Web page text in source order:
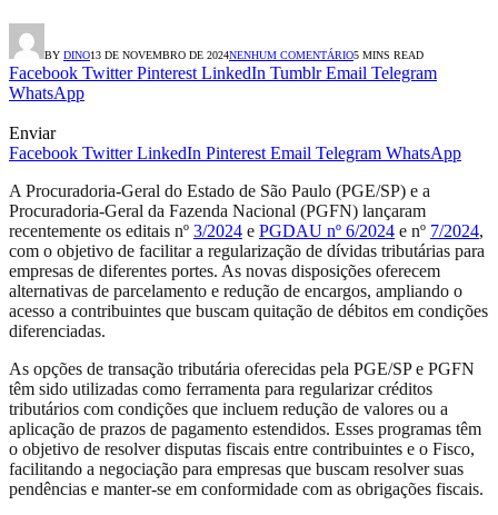
BY DINO13 DE NOVEMBRO DE 2024NENHUM COMENTÁRIO5 MINS READ
Facebook Twitter Pinterest LinkedIn Tumblr Email Telegram
WhatsApp
Enviar
Facebook Twitter LinkedIn Pinterest Email Telegram WhatsApp
A Procuradoria-Geral do Estado de São Paulo (PGE/SP) e a
Procuradoria-Geral da Fazenda Nacional (PGFN) lançaram
recentemente os editais nº 3/2024 e PGDAU nº 6/2024 e nº 7/2024,
com o objetivo de facilitar a regularização de dívidas tributárias para
empresas de diferentes portes. As novas disposições oferecem
alternativas de parcelamento e redução de encargos, ampliando o
acesso a contribuintes que buscam quitação de débitos em condições
diferenciadas.
As opções de transação tributária oferecidas pela PGE/SP e PGFN
têm sido utilizadas como ferramenta para regularizar créditos
tributários com condições que incluem redução de valores ou a
aplicação de prazos de pagamento estendidos. Esses programas têm
o objetivo de resolver disputas fiscais entre contribuintes e o Fisco,
facilitando a negociação para empresas que buscam resolver suas
pendências e manter-se em conformidade com as obrigações fiscais.